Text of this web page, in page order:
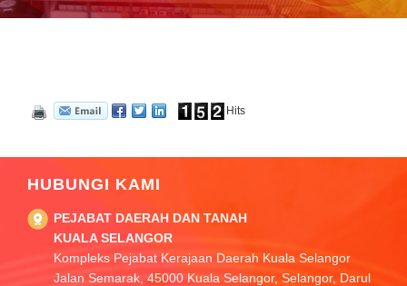
Hits
HUBUNGI KAMI
PEJABAT DAERAH DAN TANAH
KUALA SELANGOR
Kompleks Pejabat Kerajaan Daerah Kuala Selangor
Jalan Semarak, 45000 Kuala Selangor, Selangor, Darul